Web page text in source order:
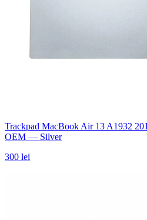
Trackpad MacBook Air 13 A1932
OEM — Silver
300 lei